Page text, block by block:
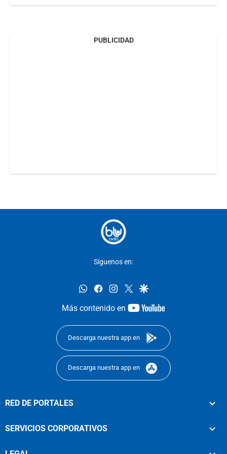
PUBLICIDAD
Síguenos en:
whatsappfacebookinstagram
twittergoogle
Más contenido en
youtube-
Descarga nuestra app en
Descarga nuestra app en
RED DE PORTALES
SERVICIOS CORPORATIVOS